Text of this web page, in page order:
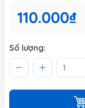
110.000₫
Số lượng: